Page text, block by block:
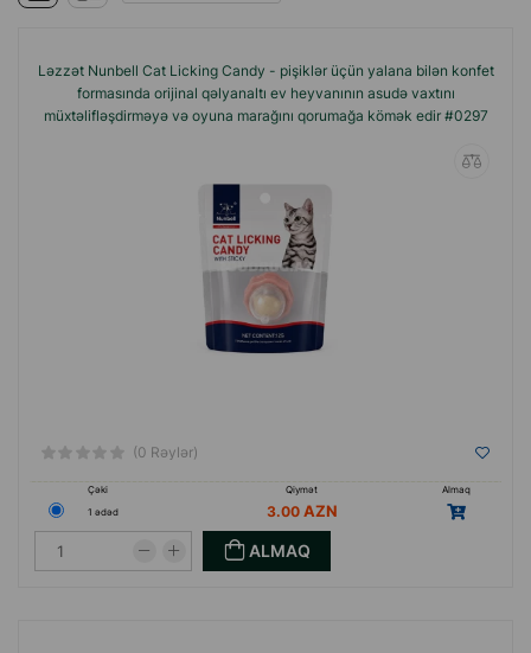
HərNunbell
formaya daxil edilmiş faydalı funksionallığı, xoş
parlaq rəngdə təqdim etməyə çalışırlar.
Nunbellbrendinin oyuncaqları, ev heyvanınızın
Mövcud variantların böyük müxtəlifliyi, ağız
gigiyenası və gündəlik fəaliyyətdə yeni
zirvələrə nail olmağa imkan verəcək.
Ləzzət Nunbell Cat Licking Candy - pişiklər üçün yalana bilən konfet
formasında orijinal qəlyanaltı ev heyvanının asudə vaxtını
müxtəlifləşdirməyə və oyuna marağını qorumağa kömək edir #0297
(0 Rəylər)
Çəki Qiymət
Almaq
1 ədəd
3.00
ALMAQ